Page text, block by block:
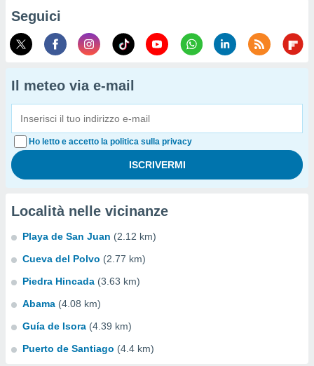
Seguici
Il meteo via e-mail
Ho letto e accetto la politica sulla privacy
Località nelle vicinanze
Playa de San Juan (2.12 km)
Cueva del Polvo (2.77 km)
Piedra Hincada (3.63 km)
Abama (4.08 km)
Guía de Isora (4.39 km)
Puerto de Santiago (4.4 km)